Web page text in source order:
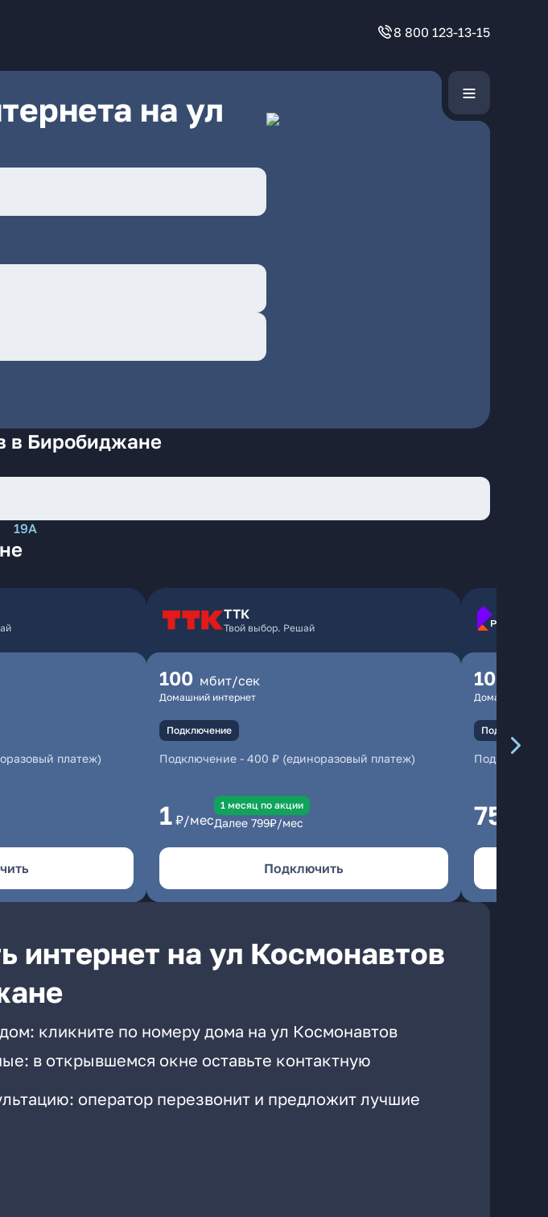
8 800 123-13-15
на ул
в Биробиджане
19А
платеж)
ТТК
Твой выбор. Решай
100 мбит/сек
Домашний интернет
Подключение
Подключение - 400 ₽ (единоразовый платеж)
1 ₽/мес
1 месяц по акции
Далее 799₽/мес
Подключить
100
Домашний
Подключение
750
интернет на ул Космонавтов
кликните по номеру дома на ул Космонавтов
в открывшемся окне оставьте контактную
оператор перезвонит и предложит лучшие